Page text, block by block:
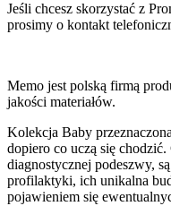
Jeśli chcesz skorzystać z
prosimy o kontakt
Memo jest polską firmą
jakości materiałów.
Kolekcja Baby
dopiero co uczą się
diagnostycznej podeszwy,
profilaktyki, ich unikalna
pojawieniem się